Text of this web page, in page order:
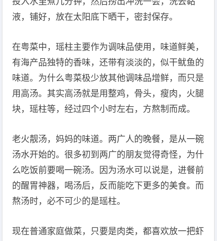
液，铺好，放在太阳底下晒干，密封保存。
在粤菜中，瑶柱主要作为调味品使用，味道鲜美，
有海产品独特的香味，还带有淡淡的，似干鱿鱼的
味道。为什么粤菜极少放其他调味品增鲜，而只是
用高汤。其实高汤就是用整鸡，骨头，瘦肉，火腿
块，瑶柱等，经过四个小时左右，方熬制而成。
老火靓汤，妈妈的味道。两广人的晚餐，是从一碗
汤水开始的。很多初到两广的朋友觉得奇怪，为什
么吃饭前要喝一碗汤。因为汤水可以说是，进餐前
的醒胃神器，喝汤后，反而能吃下更多的美食。而
熬汤时，必不可少的是瑶柱。
现在普通家庭做菜，只要是肉类，都喜欢放一把虾